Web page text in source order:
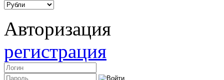
Авторизация
регистрация